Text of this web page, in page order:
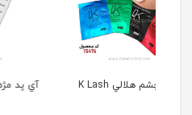
آي پد مژه Universe Lash